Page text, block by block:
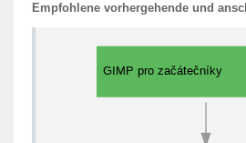
Empfohlene vorhergehende und